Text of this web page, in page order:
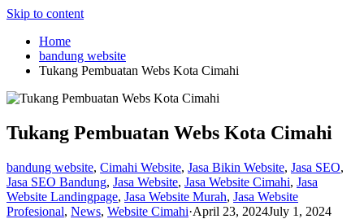
Skip to content
Home
bandung website
Tukang Pembuatan Webs Kota Cimahi
Tukang Pembuatan Webs Kota Cimahi
bandung website, Cimahi Website, Jasa Bikin Website, Jasa SEO,
Jasa SEO Bandung, Jasa Website, Jasa Website Cimahi, Jasa
Website Landingpage, Jasa Website Murah, Jasa Website
Profesional, News, Website Cimahi·April 23, 2024July 1, 2024